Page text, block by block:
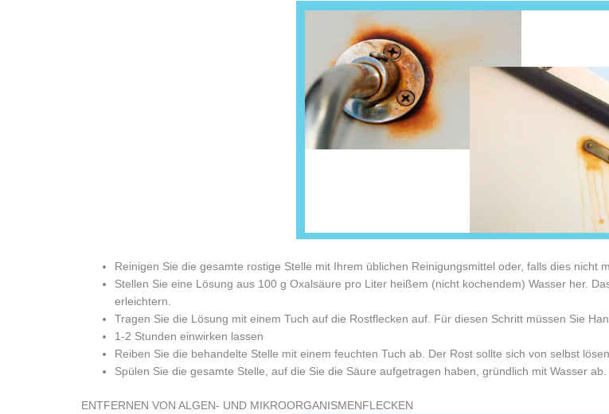
Reinigen Sie die gesamte rostige Stelle mit Ihrem üblichen Reinigungsmittel oder, falls dies nicht
Stellen Sie eine Lösung aus 100 g Oxalsäure pro Liter heißem (nicht kochendem) Wasser her.
erleichtern.
Tragen Sie die Lösung mit einem Tuch auf die Rostflecken auf. Für diesen Schritt müssen Sie
1-2 Stunden einwirken lassen
Reiben Sie die behandelte Stelle mit einem feuchten Tuch ab. Der Rost sollte sich von selbst lösen.
Spülen Sie die gesamte Stelle, auf die Sie die Säure aufgetragen haben, gründlich mit Wasser ab.
ENTFERNEN VON ALGEN- UND MIKROORGANISMENFLECKEN